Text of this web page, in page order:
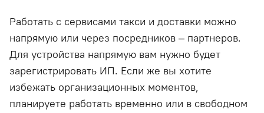
Работать с сервисами такси и доставки можно
напрямую или через посредников – партнеров.
Для устройства напрямую вам нужно будет
зарегистрировать ИП. Если же вы хотите
избежать организационных моментов,
планируете работать временно или в свободном